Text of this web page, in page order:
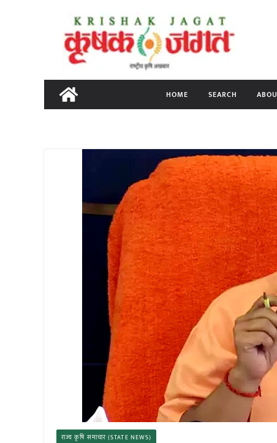
content
HOME SEARCH
राज्य कृषि समाचार (STATE NEWS)